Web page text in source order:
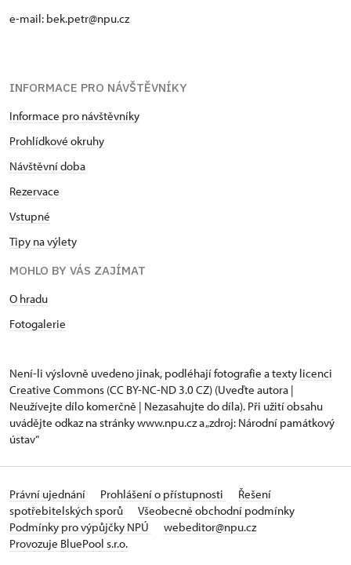
e-mail: bek.petr@npu.cz
INFORMACE PRO NÁVŠTĚVNÍKY
Informace pro návštěvníky
Prohlídkové okruhy
Návštěvní doba
Rezervace
Vstupné
Tipy na výlety
MOHLO BY VÁS ZAJÍMAT
O hradu
Fotogalerie
Není-li výslovně uvedeno jinak, podléhají fotografie a texty licenci
Creative Commons (CC BY-NC-ND 3.0 CZ) (Uveďte autora |
Neužívejte dílo komerčně | Nezasahujte do díla). Při užití obsahu
uvádějte odkaz na stránky www.npu.cz a „zdroj: Národní památkový
ústav“
Právní ujednání Prohlášení o přístupnosti
Řešení
spotřebitelských sporů
Všeobecné obchodní podmínky
Podmínky pro výpůjčky NPÚ
webeditor@npu.cz
Provozuje BluePool s.r.o.